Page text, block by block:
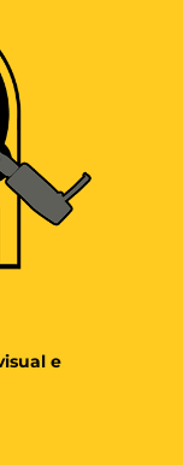
e